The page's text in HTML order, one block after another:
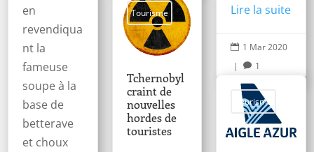
en
revendiqua
nt la
fameuse
soupe à la
base de
betterave
et choux
Lire la suite
 1 Mar 2020
|
 1
Tourisme
Tchernobyl
craint de
nouvelles
hordes de
touristes
Tourisme